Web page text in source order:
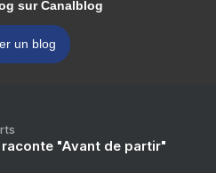
sur Canalblog
un blog
raconte "Avant de partir"